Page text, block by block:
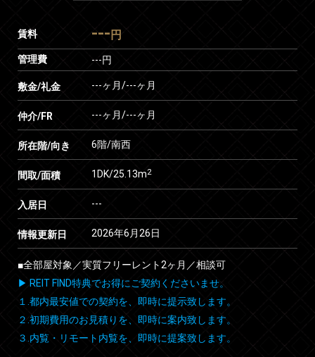
賃料 --- 円
管理費 ---円
敷金/礼金 ---ヶ月/---ヶ月
仲介/FR ---ヶ月/---ヶ月
所在階/向き 6階/南西
間取/面積 1DK/25.13m2
入居日 ---
情報更新日 2026年6月26日
■全部屋対象／実質フリーレント2ヶ月／相談可
▶ REIT FIND特典でお得にご契約くださいませ。
１.都内最安値での契約を、即時に提示致します。
２.初期費用のお見積りを、即時に案内致します。
３.内覧・リモート内覧を、即時に提案致します。